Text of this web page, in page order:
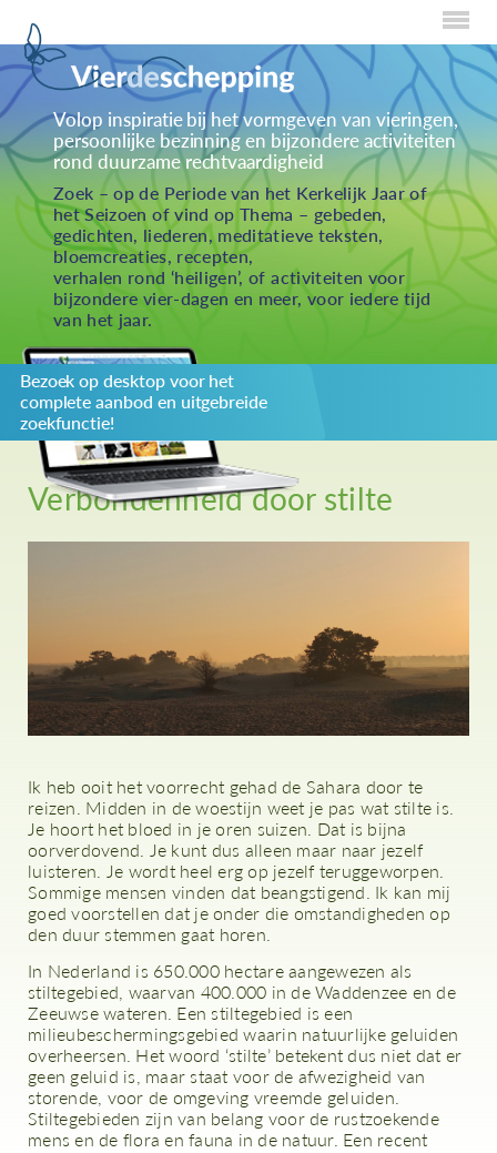
Home
Over Creaties
Over Vieren
Over Eten
Over Activiteiten
Inzenden
Over ons
Privacybeleid
Redactiestatuut
log in
Volop inspiratie bij het vormgeven van vieringen,
persoonlijke bezinning en bijzondere activiteiten
rond duurzame rechtvaardigheid
Zoek – op de Periode van het Kerkelijk Jaar of
het Seizoen of vind op Thema – gebeden,
gedichten, liederen, meditatieve teksten,
bloemcreaties, recepten,
verhalen rond ‘heiligen’, of activiteiten voor
bijzondere vier-dagen en meer, voor iedere tijd
van het jaar.
Bezoek op desktop voor het
complete aanbod en uitgebreide
zoekfunctie!
Verbondenheid door stilte
Ik heb ooit het voorrecht gehad de Sahara door te
reizen. Midden in de woestijn weet je pas wat stilte is.
Je hoort het bloed in je oren suizen. Dat is bijna
oorverdovend. Je kunt dus alleen maar naar jezelf
luisteren. Je wordt heel erg op jezelf teruggeworpen.
Sommige mensen vinden dat beangstigend. Ik kan mij
goed voorstellen dat je onder die omstandigheden op
den duur stemmen gaat horen.
In Nederland is 650.000 hectare aangewezen als
stiltegebied, waarvan 400.000 in de Waddenzee en de
Zeeuwse wateren. Een stiltegebied is een
milieubeschermingsgebied waarin natuurlijke geluiden
overheersen. Het woord ‘stilte’ betekent dus niet dat er
geen geluid is, maar staat voor de afwezigheid van
storende, voor de omgeving vreemde geluiden.
Stiltegebieden zijn van belang voor de rustzoekende
mens en de flora en fauna in de natuur. Een recent